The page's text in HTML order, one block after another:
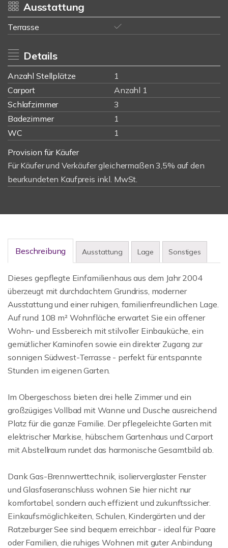
Ausstattung
Terrasse
Details
Anzahl Stellplätze
1
Carport
Anzahl 1
Schlafzimmer
3
Badezimmer
1
WC
1
Provision für Käufer
Für Käufer und Verkäufer gleichermaßen 3,5% auf den
beurkundeten Kaufpreis inkl. MwSt.
Beschreibung Ausstattung Lage Sonstiges
Dieses gepflegte Einfamilienhaus aus dem Jahr 2004
überzeugt mit durchdachtem Grundriss, moderner
Ausstattung und einer ruhigen, familienfreundlichen Lage.
Auf rund 108 m² Wohnfläche erwartet Sie ein offener
Wohn- und Essbereich mit stilvoller Einbauküche, ein
gemütlicher Kaminofen sowie ein direkter Zugang zur
sonnigen Südwest-Terrasse - perfekt für entspannte
Stunden im eigenen Garten.
Im Obergeschoss bieten drei helle Zimmer und ein
großzügiges Vollbad mit Wanne und Dusche ausreichend
Platz für die ganze Familie. Der pflegeleichte Garten mit
elektrischer Markise, hübschem Gartenhaus und Carport
mit Abstellraum rundet das harmonische Gesamtbild ab.
Dank Gas-Brennwerttechnik, isolierverglaster Fenster
und Glasfaseranschluss wohnen Sie hier nicht nur
komfortabel, sondern auch effizient und zukunftssicher.
Einkaufsmöglichkeiten, Schulen, Kindergärten und der
Ratzeburger See sind bequem erreichbar - ideal für Paare
oder Familien, die ruhiges Wohnen mit guter Anbindung